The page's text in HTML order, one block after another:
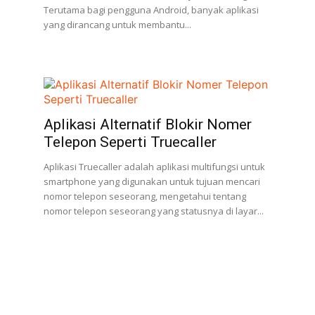
Terutama bagi pengguna Android, banyak aplikasi
yang dirancang untuk membantu...
Aplikasi Alternatif Blokir Nomer
Telepon Seperti Truecaller
Aplikasi Truecaller adalah aplikasi multifungsi untuk
smartphone yang digunakan untuk tujuan mencari
nomor telepon seseorang, mengetahui tentang
nomor telepon seseorang yang statusnya di layar...